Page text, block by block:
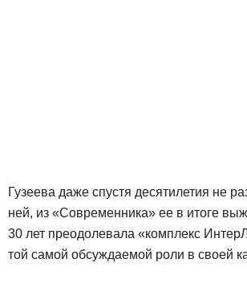
Гузеева даже спустя десятилетия не
ней, из «Современника» ее в итоге
30 лет преодолевала «комплекс
той самой обсуждаемой роли в своей